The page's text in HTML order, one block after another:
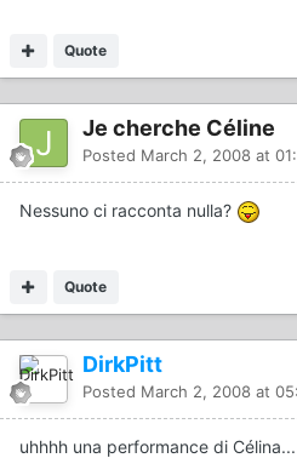
Quote
Je cherche Céline
Posted March 2, 2008 at
Nessuno ci racconta nulla?
Quote
DirkPitt
Posted March 2, 2008 at
uhhhh una performance di